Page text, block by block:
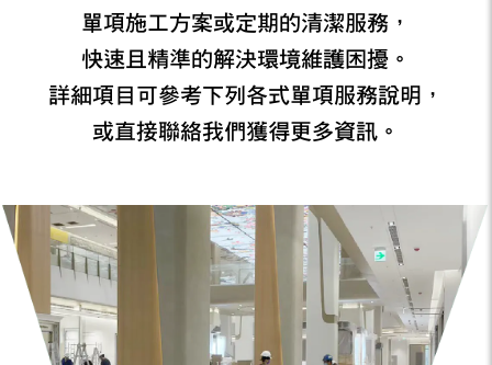
單項施工方案或定期的清潔服務，
快速且精準的解決環境維護困擾。
詳細項目可參考下列各式單項服務說明，
或直接聯絡我們獲得更多資訊。